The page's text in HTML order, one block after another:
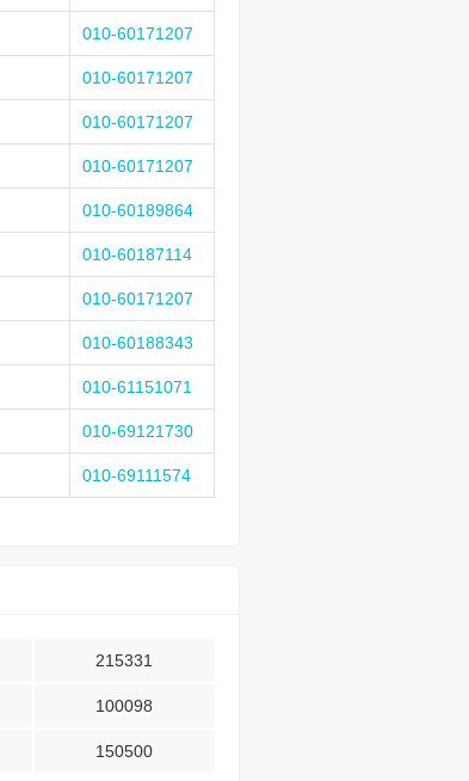
010-60171207
010-60171207
010-60171207
010-60171207
010-60189864
010-60187114
010-60171207
010-60188343
010-61151071
010-69121730
010-69111574
215331
100098
150500